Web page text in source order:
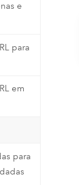
e
para
em
para